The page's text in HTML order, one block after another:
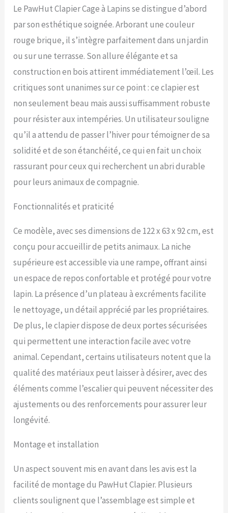
utilisation quotidienne.
L'échelle est incluse pour
un accès facile à la zone
supérieure et inférieure
FACILE D'ACCÈS : Entrée
facile avec ouverture par le
haut, portes avec loquet. Il
façons d'accéder à votre
nouvelle villa pour lapin
filet qui assurent une
bonne ventilation
NETTOYAGE FACILE : Avec
un plateau coulissant, le
travail de nettoyage de
cette cage à lapin est
incroyablement facile et
Dimensions totales : 123,5L
Assemblage requis. NOTE :
le nombre d'animaux de
compagnie qui entreront
dans le clapier, en fonction
de la race et de la taille
Le PawHut Clapier Cage à Lapins se distingue d’abord
par son esthétique soignée. Arborant une couleur
rouge brique, il s’intègre parfaitement dans un jardin
ou sur une terrasse. Son allure élégante et sa
construction en bois attirent immédiatement l’œil. Les
critiques sont unanimes sur ce point : ce clapier est
non seulement beau mais aussi suffisamment robuste
pour résister aux intempéries. Un utilisateur souligne
qu’il a attendu de passer l’hiver pour témoigner de sa
solidité et de son étanchéité, ce qui en fait un choix
rassurant pour ceux qui recherchent un abri durable
pour leurs animaux de compagnie.
Fonctionnalités et praticité
Ce modèle, avec ses dimensions de 122 x 63 x 92 cm, est
conçu pour accueillir de petits animaux. La niche
supérieure est accessible via une rampe, offrant ainsi
un espace de repos confortable et protégé pour votre
lapin. La présence d’un plateau à excréments facilite
le nettoyage, un détail apprécié par les propriétaires.
De plus, le clapier dispose de deux portes sécurisées
qui permettent une interaction facile avec votre
animal. Cependant, certains utilisateurs notent que la
qualité des matériaux peut laisser à désirer, avec des
éléments comme l’escalier qui peuvent nécessiter des
ajustements ou des renforcements pour assurer leur
longévité.
Montage et installation
Un aspect souvent mis en avant dans les avis est la
facilité de montage du PawHut Clapier. Plusieurs
clients soulignent que l’assemblage est simple et